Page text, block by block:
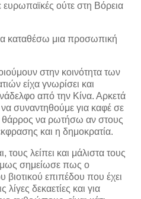
ευρωπαϊκές ούτε στη Βόρεια
καταθέσω μια προσωπική
στην κοινότητα των
είχα γνωρίσει και
από την Κίνα. Αρκετά
συναντηθούμε για καφέ σε
θάρρος να ρωτήσω αν στους
και η δημοκρατία.
λείπει και μάλιστα τους
σημείωσε πως ο
επιπέδου που έχει
λίγες δεκαετίες και για